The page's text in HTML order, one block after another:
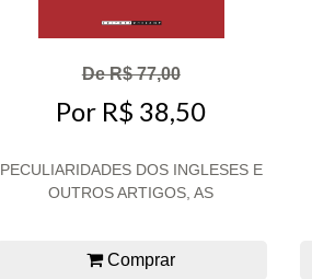
De R$ 77,00
Por R$ 38,50
PECULIARIDADES DOS INGLESES E
OUTROS ARTIGOS, AS
Comprar